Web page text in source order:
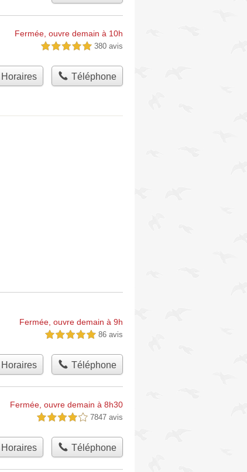
Fermée, ouvre demain à 10h
5,0 étoiles sur 5 380 avis
Horaires Téléphone
Fermée, ouvre demain à 9h
5,0 étoiles sur 5 86 avis
Horaires Téléphone
Fermée, ouvre demain à 8h30
4,0 étoiles sur 5 7847 avis
Horaires Téléphone